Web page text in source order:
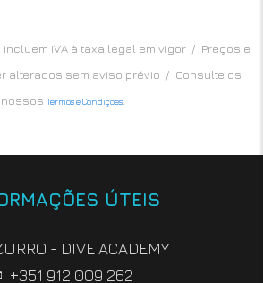
IVA à taxa legal em vigor / Preços e
alterados sem aviso prévio / Consulte os
nossos Termos e Condições.
ÚTEIS
- DIVE ACADEMY
+351 912 009 262